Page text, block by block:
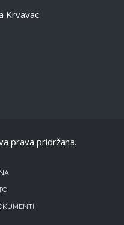
Krvavac
prava pridržana.